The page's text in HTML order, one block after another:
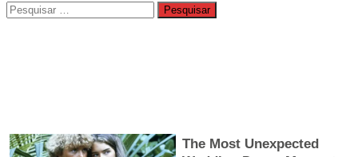
Pesquisar
por: